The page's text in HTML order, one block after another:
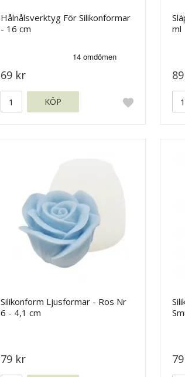
Hålnålsverktyg För Silikonformar
- 16 cm
69 kr
KÖP
ml
Silikonform Ljusformar - Ros Nr
6 - 4,1 cm
79 kr